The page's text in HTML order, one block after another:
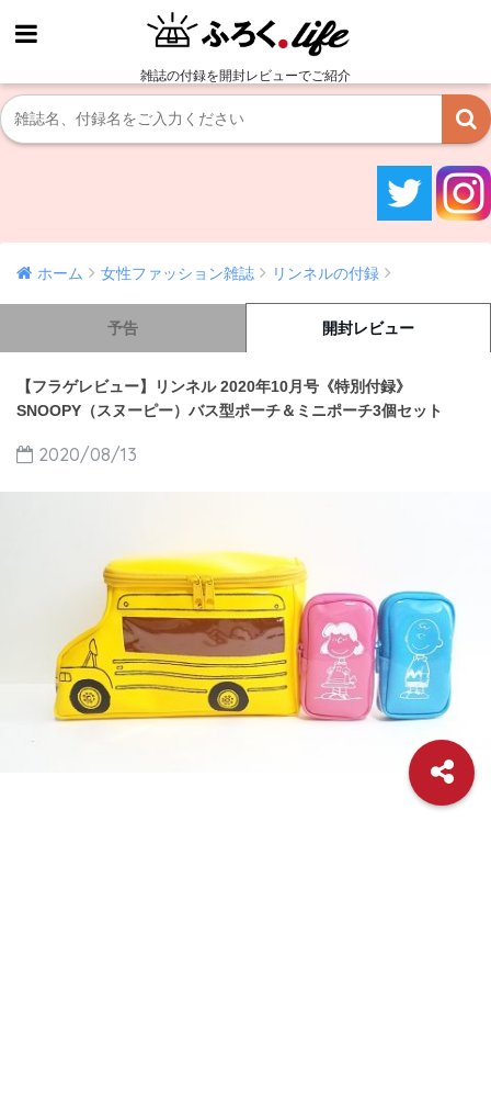
雑誌の付録を開封レビューでご紹介
ホーム 女性ファッション雑誌 リンネルの付録
予告 開封レビュー
【フラゲレビュー】リンネル 2020年10月号《特別付録》
SNOOPY（スヌーピー）バス型ポーチ＆ミニポーチ3個セット
2020/08/13